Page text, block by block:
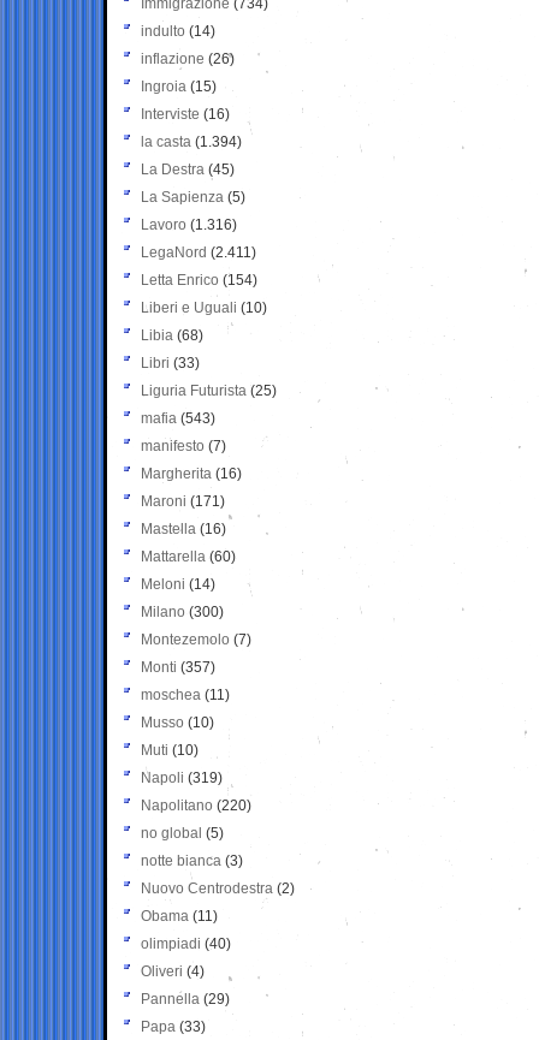
Immigrazione (734)
indulto (14)
inflazione (26)
Ingroia (15)
Interviste (16)
la casta (1.394)
La Destra (45)
La Sapienza (5)
Lavoro (1.316)
LegaNord (2.411)
Letta Enrico (154)
Liberi e Uguali (10)
Libia (68)
Libri (33)
Liguria Futurista (25)
mafia (543)
manifesto (7)
Margherita (16)
Maroni (171)
Mastella (16)
Mattarella (60)
Meloni (14)
Milano (300)
Montezemolo (7)
Monti (357)
moschea (11)
Musso (10)
Muti (10)
Napoli (319)
Napolitano (220)
no global (5)
notte bianca (3)
Nuovo Centrodestra (2)
Obama (11)
olimpiadi (40)
Oliveri (4)
Pannella (29)
Papa (33)